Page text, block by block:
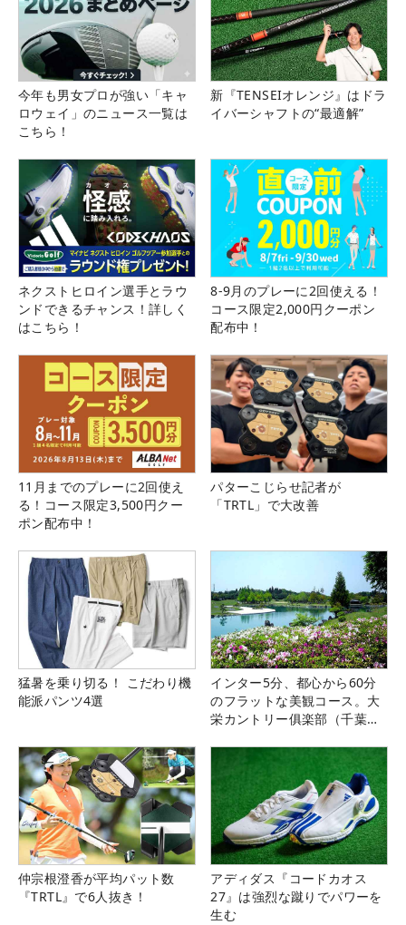
今年も男女プロが強い「キャ
ロウェイ」のニュース一覧は
こちら！
新『TENSEIオレンジ』はドラ
イバーシャフトの“最適解”
ネクストヒロイン選手とラウ
ンドできるチャンス！詳しく
はこちら！
8-9月のプレーに2回使える！
コース限定2,000円クーポン
配布中！
11月までのプレーに2回使え
る！コース限定3,500円クー
ポン配布中！
パターこじらせ記者が
「TRTL」で大改善
猛暑を乗り切る！ こだわり機
能派パンツ4選
インター5分、都心から60分
のフラットな美観コース。大
栄カントリー俱楽部（千葉
仲宗根澄香が平均パット数
『TRTL』で6人抜き！
アディダス『コードカオス
27』は強烈な蹴りでパワーを
生む